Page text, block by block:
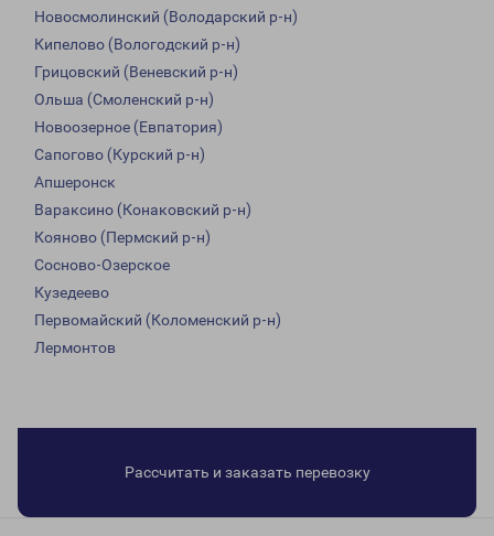
Новосмолинский (Володарский р-н)
Кипелово (Вологодский р-н)
Грицовский (Веневский р-н)
Ольша (Смоленский р-н)
Новоозерное (Евпатория)
Сапогово (Курский р-н)
Апшеронск
Вараксино (Конаковский р-н)
Кояново (Пермский р-н)
Сосново-Озерское
Кузедеево
Первомайский (Коломенский р-н)
Лермонтов
Рассчитать и заказать перевозку